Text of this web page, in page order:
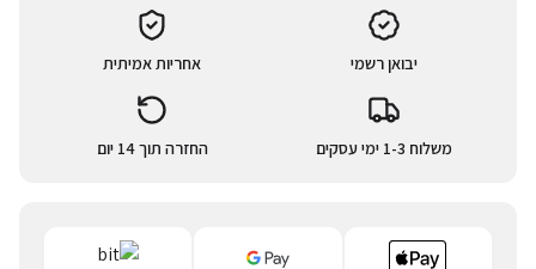
יבואן רשמי אחריות אמיתית
משלוח 1-3 ימי עסקים החזרה תוך 14 יום